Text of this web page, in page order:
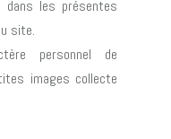
dans les présentes
site.
personnel de
images collecte